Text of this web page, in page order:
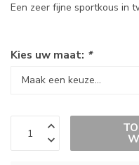
Een zeer fijne sportkous in
Kies uw maat: *